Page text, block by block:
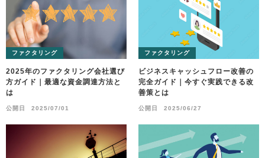
ファクタリング
2025年のファクタリング会社選び
方ガイド｜最適な資金調達方法と
は
公開日 2025/07/01
ファクタリング
ビジネスキャッシュフロー改善の
完全ガイド｜今すぐ実践できる改
善策とは
公開日 2025/06/27